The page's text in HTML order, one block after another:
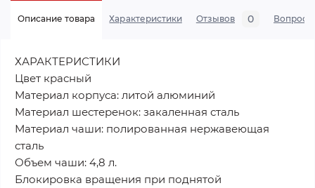
Описание товара Характеристики Отзывов 0 Вопросы
ХАРАКТЕРИСТИКИ
Цвет красный
Материал корпуса: литой алюминий
Материал шестеренок: закаленная сталь
Материал чаши: полированная нержавеющая
сталь
Объем чаши: 4,8 л.
Блокировка вращения при поднятой